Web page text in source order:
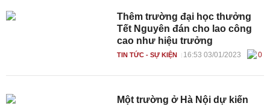
Thêm trường đại học thưởng
Tết Nguyên đán cho lao công
cao như hiệu trưởng
TIN TỨC - SỰ KIỆN 16:53 03/01/2023 0
Một trường ở Hà Nội dự kiến